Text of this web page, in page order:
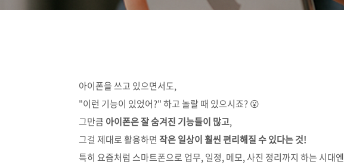
아이폰을 쓰고 있으면서도,
"이런 기능이 있었어?" 하고 놀랄 때 있으시죠? 😮
그만큼 아이폰은 잘 숨겨진 기능들이 많고,
그걸 제대로 활용하면 작은 일상이 훨씬 편리해질 수 있다는 것!
특히 요즘처럼 스마트폰으로 업무, 일정, 메모, 사진 정리까지 하는 시대엔